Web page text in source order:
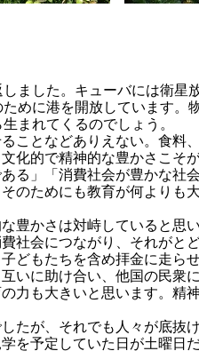
した。キューバには衛星
めに港を開放しています。
まれてくるのでしょう。
ことなどありえない。食料
化的で精神的な豊かさこそ
る」「消費社会が豊かな社
のためにも教育が何よりも
豊かさは対峙していると思
社会につながり、それがと
どもたちを含め拝金に走ら
いに助け合い、他国の民衆
力も大きいと思います。精
たが、それでも人々が底抜
を予定していた日が土曜日